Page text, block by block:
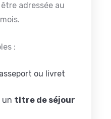
adressée au
:
ou livret
un titre de séjour